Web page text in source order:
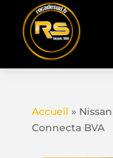
Accueil »
Connecta BVA